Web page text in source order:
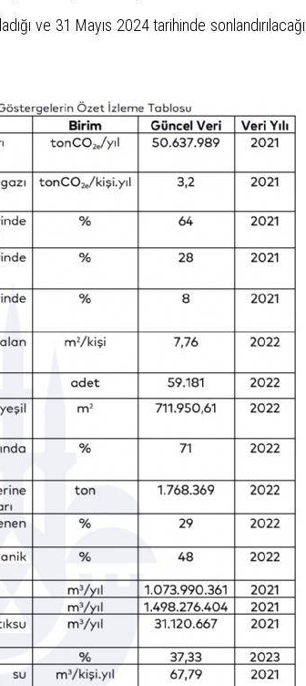
ve 31 Mayıs 2024 tarihinde sonlandırılacağı